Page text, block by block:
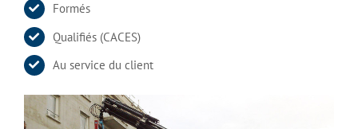
Formés
Qualifiés (CACES)
Au service du client